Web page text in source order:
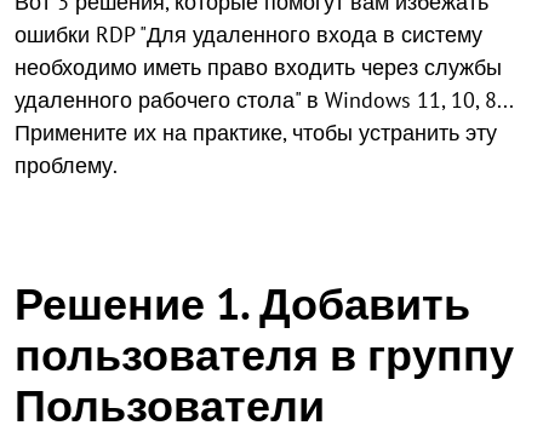
ошибки RDP "Для удаленного входа в систему
необходимо иметь право входить через службы
удаленного рабочего стола" в Windows 11, 10, 8...
Примените их на практике, чтобы устранить эту
проблему.
Решение 1. Добавить
пользователя в группу
Пользователи